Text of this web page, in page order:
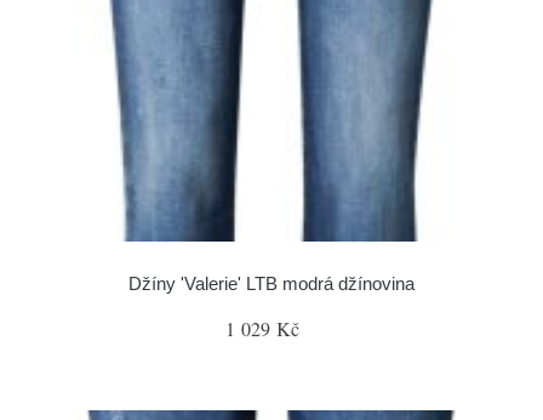
Džíny 'Valerie' LTB modrá džínovina
1 029 Kč